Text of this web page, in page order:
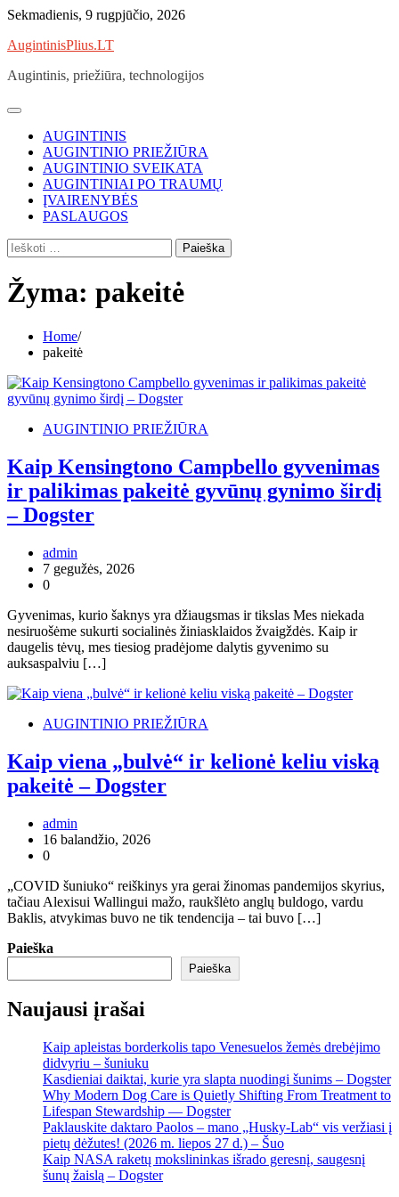
Skip
content
Sekmadienis, 9 rugpjūčio, 2026
AugintinisPlius.LT
Augintinis, priežiūra, technologijos
AUGINTINIS
AUGINTINIO PRIEŽIŪRA
AUGINTINIO SVEIKATA
AUGINTINIAI PO TRAUMŲ
ĮVAIRENYBĖS
PASLAUGOS
Ieškoti:
Žyma: pakeitė
Home
pakeitė
AUGINTINIO PRIEŽIŪRA
Kaip Kensingtono Campbello gyvenimas
ir palikimas pakeitė gyvūnų gynimo širdį
– Dogster
admin
7 gegužės, 2026
0
Gyvenimas, kurio šaknys yra džiaugsmas ir tikslas Mes niekada
nesiruošėme sukurti socialinės žiniasklaidos žvaigždės. Kaip ir
daugelis tėvų, mes tiesiog pradėjome dalytis gyvenimo su
auksaspalviu […]
AUGINTINIO PRIEŽIŪRA
Kaip viena „bulvė“ ir kelionė keliu viską
pakeitė – Dogster
admin
16 balandžio, 2026
0
„COVID šuniuko“ reiškinys yra gerai žinomas pandemijos skyrius,
tačiau Alexisui Wallingui mažo, raukšlėto anglų buldogo, vardu
Baklis, atvykimas buvo ne tik tendencija – tai buvo […]
Paieška
Paieška
Naujausi įrašai
Kaip apleistas borderkolis tapo Venesuelos žemės drebėjimo
didvyriu – šuniuku
Kasdieniai daiktai, kurie yra slapta nuodingi šunims – Dogster
Why Modern Dog Care is Quietly Shifting From Treatment to
Lifespan Stewardship — Dogster
Paklauskite daktaro Paolos – mano „Husky-Lab“ vis veržiasi į
pietų dėžutes! (2026 m. liepos 27 d.) – Šuo
Kaip NASA raketų mokslininkas išrado geresnį, saugesnį
šunų žaislą – Dogster